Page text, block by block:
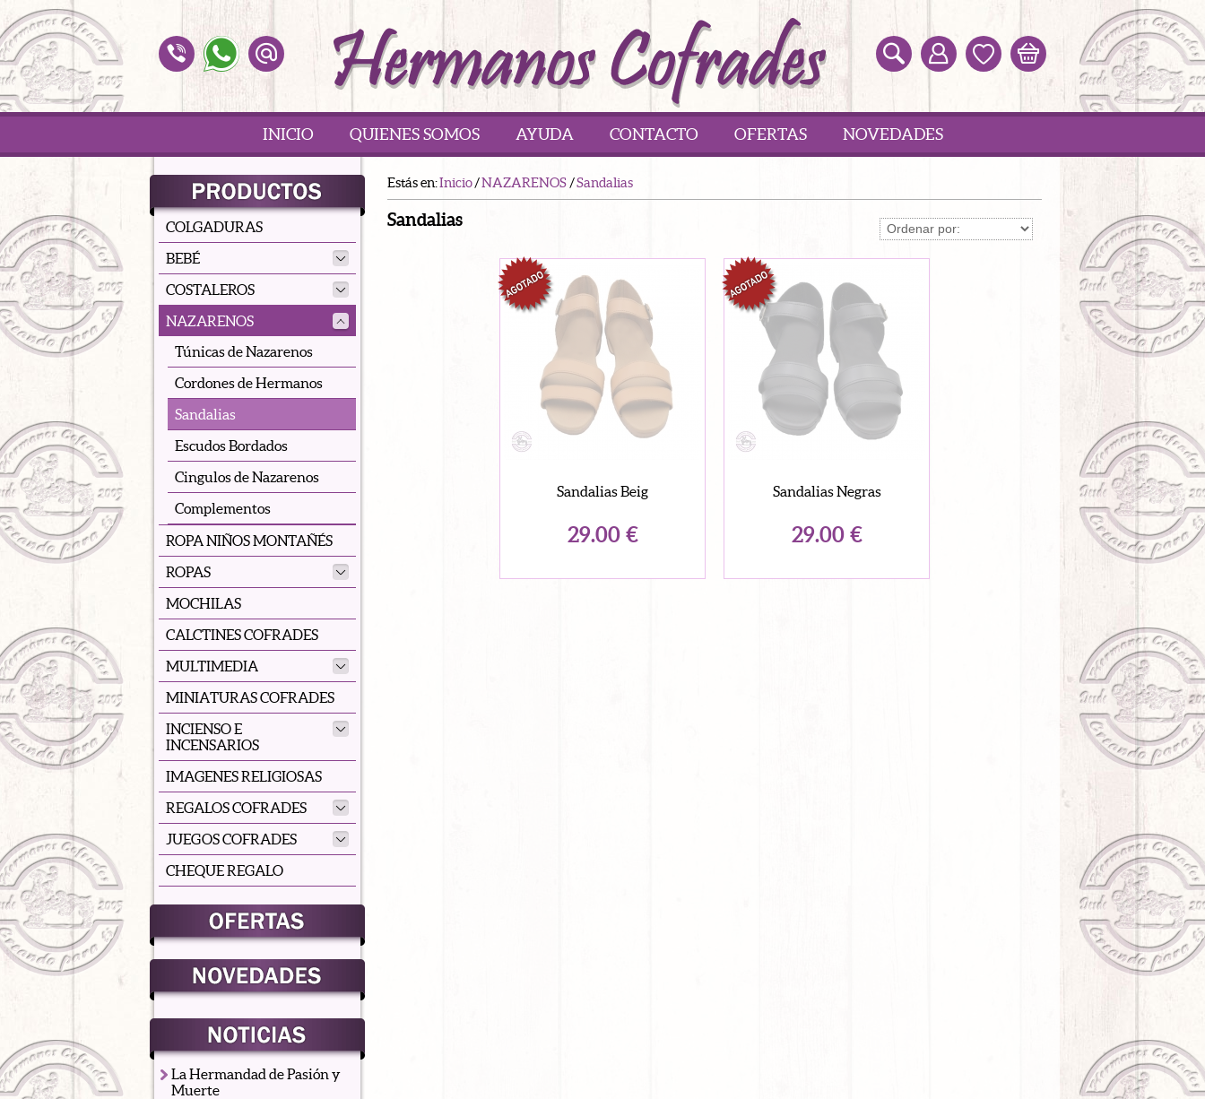
INICIO QUIENES SOMOS AYUDA CONTACTO OFERTAS NOVEDADES
COLGADURAS
BEBÉ
COSTALEROS
NAZARENOS
Túnicas de Nazarenos
Cordones de Hermanos
Sandalias
Escudos Bordados
Cingulos de Nazarenos
Complementos
ROPA NIÑOS MONTAÑÉS
ROPAS
MOCHILAS
CALCTINES COFRADES
MULTIMEDIA
MINIATURAS COFRADES
INCIENSO E
INCENSARIOS
IMAGENES RELIGIOSAS
REGALOS COFRADES
JUEGOS COFRADES
CHEQUE REGALO
La Hermandad de Pasión y
Muerte
Estás en:Inicio/NAZARENOS /Sandalias
Sandalias
Sandalias Beig
29.00€
Sandalias Negras
29.00€